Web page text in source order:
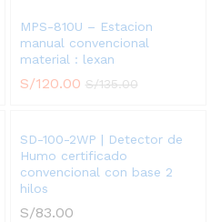
MPS-810U – Estacion
manual convencional
material : lexan
S/120.00 S/135.00
SD-100-2WP | Detector de
Humo certificado
convencional con base 2
hilos
S/83.00